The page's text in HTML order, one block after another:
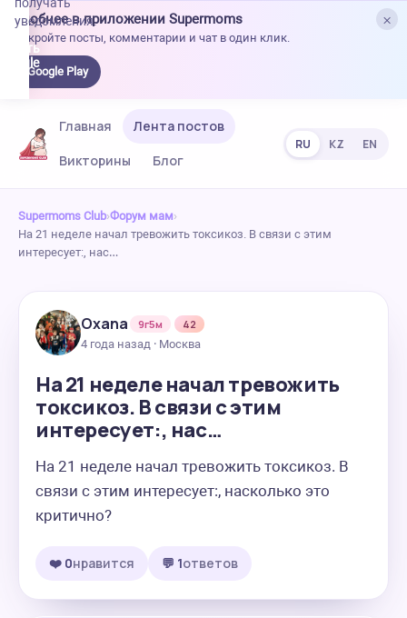
×
Удобнее в приложении Supermoms
Откройте посты, комментарии и чат в один клик.
Google Play
уведомления.
Главная
Лента постов
Викторины
Блог
RU KZ EN
Supermoms Club›Форум мам›
На 21 неделе начал тревожить токсикоз. В связи с этим
интересует:, нас…
Oxana 9г5м
42
4 года назад · Москва
На 21 неделе начал тревожить
токсикоз. В связи с этим
интересует:, нас…
На 21 неделе начал тревожить токсикоз. В
связи с этим интересует:, насколько это
критично?
❤️ 0нравится 💬 1ответов